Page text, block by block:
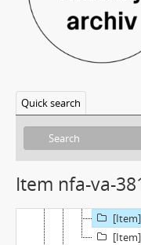
Quick search
Item nfa-va-
[Subseries] 6
[Subseries]
[Subseries]
[Subseries]
[Subseries]
[Subseries]
[Subseries]
[Subseries]
[File]